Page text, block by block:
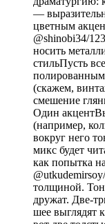
—
цветным
@shinobi34/
носить
стильПусть
(скажем,
смешение
Один
(например,
вокруг него
микс будет
как попытка
толщиной.
дружат. Две-
шее выглядят